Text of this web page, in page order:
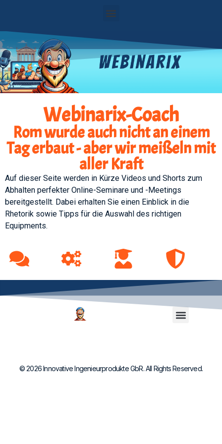
Webinarix-Coach
Rom wurde auch nicht an einem
Tag erbaut - aber wir meißeln mit
aller Kraft
Auf dieser Seite werden in Kürze Videos und Shorts zum
Abhalten perfekter Online-Seminare und -Meetings
bereitgestellt. Dabei erhalten Sie einen Einblick in die
Rhetorik sowie Tipps für die Auswahl des richtigen
Equipments.
© 2026 Innovative Ingenieurprodukte GbR. All Rights Reserved.